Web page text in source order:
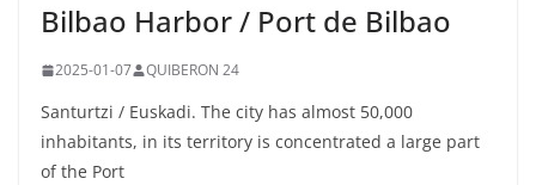
Bilbao Harbor / Port de Bilbao
2025-01-07 QUIBERON 24
Santurtzi / Euskadi. The city has almost 50,000
inhabitants, in its territory is concentrated a large part
of the Port